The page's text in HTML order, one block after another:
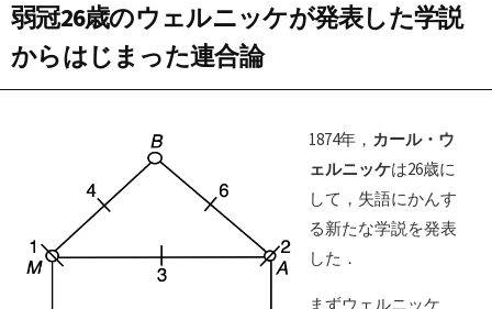
弱冠26歳のウェルニッケが発表した学説
からはじまった連合論
1874年， カール・ウ
ェルニッケは26歳に
して，失語にかんす
る新たな学説を発表
した．
まずウェルニッケ